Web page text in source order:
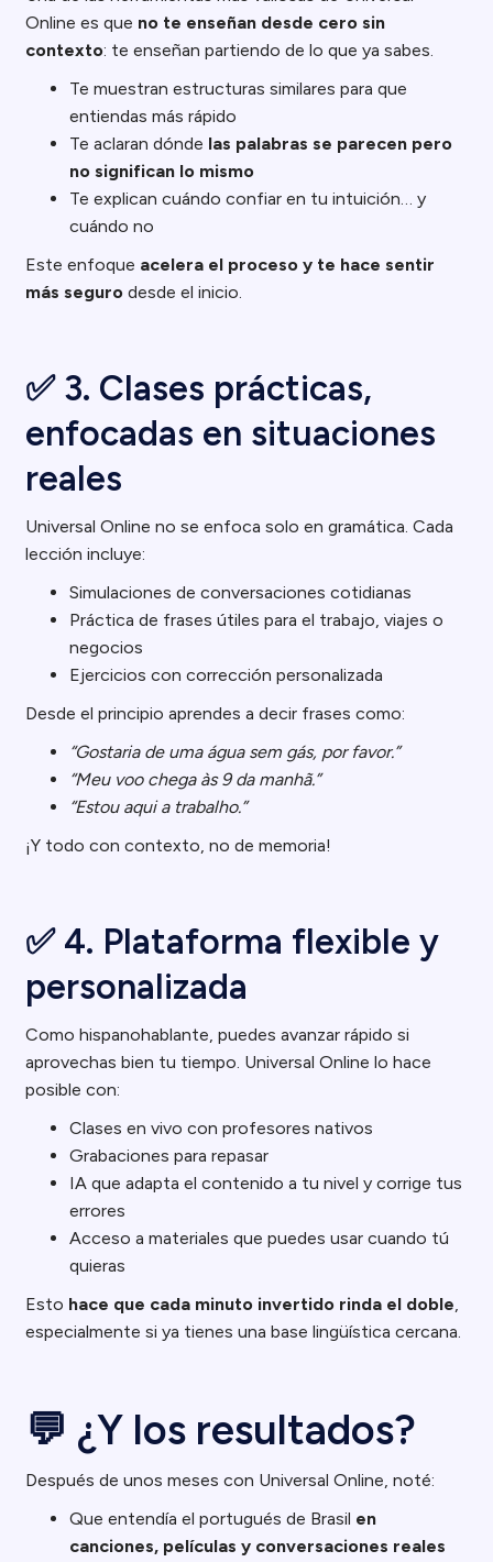
Online es que no te enseñan desde cero sin
contexto: te enseñan partiendo de lo que ya sabes.
Te muestran estructuras similares para que
entiendas más rápido
Te aclaran dónde las palabras se parecen pero
no significan lo mismo
Te explican cuándo confiar en tu intuición… y
cuándo no
Este enfoque acelera el proceso y te hace sentir
más seguro desde el inicio.
✅ 3. Clases prácticas,
enfocadas en situaciones
reales
Universal Online no se enfoca solo en gramática. Cada
lección incluye:
Simulaciones de conversaciones cotidianas
Práctica de frases útiles para el trabajo, viajes o
negocios
Ejercicios con corrección personalizada
Desde el principio aprendes a decir frases como:
“Gostaria de uma água sem gás, por favor.”
“Meu voo chega às 9 da manhã.”
“Estou aqui a trabalho.”
¡Y todo con contexto, no de memoria!
✅ 4. Plataforma flexible y
personalizada
Como hispanohablante, puedes avanzar rápido si
aprovechas bien tu tiempo. Universal Online lo hace
posible con:
Clases en vivo con profesores nativos
Grabaciones para repasar
IA que adapta el contenido a tu nivel y corrige tus
errores
Acceso a materiales que puedes usar cuando tú
quieras
Esto hace que cada minuto invertido rinda el doble,
especialmente si ya tienes una base lingüística cercana.
💬 ¿Y los resultados?
Después de unos meses con Universal Online, noté:
Que entendía el portugués de Brasil en
canciones, películas y conversaciones reales